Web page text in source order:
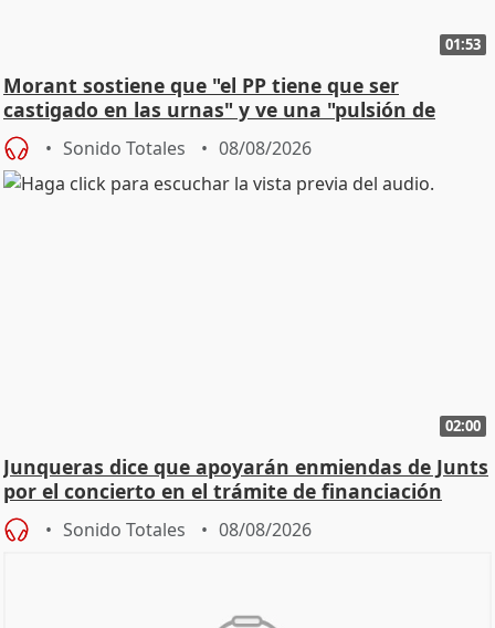
01:53
Morant sostiene que "el PP tiene que ser
castigado en las urnas" y ve una "pulsión de
cambio"
Sonido Totales 08/08/2026
02:00
Junqueras dice que apoyarán enmiendas de Junts
por el concierto en el trámite de financiación
Sonido Totales 08/08/2026